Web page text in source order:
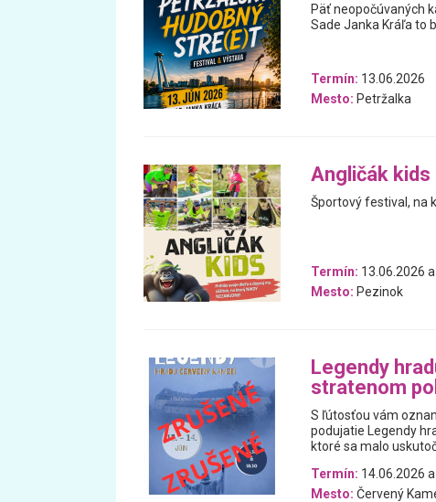
Päť neopočúvaných
Sade Janka Kráľa to
Termín: 13.06.2026
Mesto: Petržalka
Angličák kids
Športový festival, na
Termín: 13.06.2026
Mesto: Pezinok
Legendy
stratenom
S ľútosťou vám
podujatie Legendy
ktoré sa malo
Termín: 14.06.2026
Mesto: Červený